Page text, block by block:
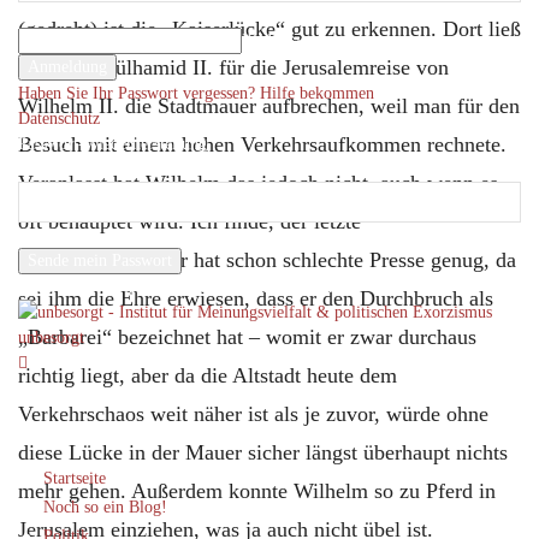
Ihr Passwort
Haben Sie Ihr Passwort vergessen? Hilfe bekommen
Datenschutz
Passwort-Wiederherstellung
Ihre E-Mail-Adresse
Ein Passwort wird Ihnen per Email zugeschickt.
unbesorgt
Startseite
Noch so ein Blog!
(gedreht) ist die „Kaiserlücke“ gut zu erkennen. Dort ließ
Sultan Abdülhamid II. für die Jerusalemreise von
Wilhelm II. die Stadtmauer aufbrechen, weil man für den
Besuch mit einem hohen Verkehrsaufkommen rechnete.
Veranlasst hat Wilhelm das jedoch nicht, auch wenn es
oft behauptet wird. Ich finde, der letzte
Hohenzollernkaiser hat schon schlechte Presse genug, da
sei ihm die Ehre erwiesen, dass er den Durchbruch als
„Barbarei“ bezeichnet hat – womit er zwar durchaus
richtig liegt, aber da die Altstadt heute dem
Verkehrschaos weit näher ist als je zuvor, würde ohne
diese Lücke in der Mauer sicher längst überhaupt nichts
mehr gehen. Außerdem konnte Wilhelm so zu Pferd in
Jerusalem einziehen, was ja auch nicht übel ist.